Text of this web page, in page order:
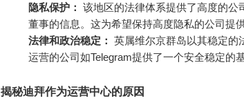
隐私保护： 该地区的法律体系提供了高度的公
董事的信息。这为希望保持高度隐私的公司提
法律和政治稳定： 英属维尔京群岛以其稳定的
运营的公司如Telegram提供了一个安全稳定的基
揭秘迪拜作为运营中心的原因